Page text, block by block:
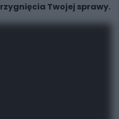
Twojej sprawy.